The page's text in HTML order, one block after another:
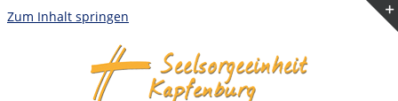
Zum Inhalt springen